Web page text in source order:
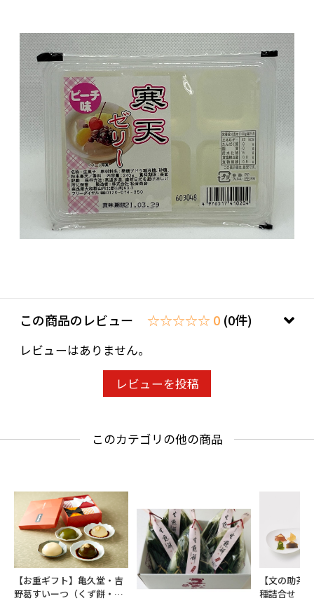
この商品のレビュー ☆☆☆☆☆ 0 (0件)
レビューはありません。
レビューを投稿
このカテゴリの他の商品
【お重ギフト】亀久堂・吉
野葛すいーつ（くず餅・く
【文の助
種詰合せ（